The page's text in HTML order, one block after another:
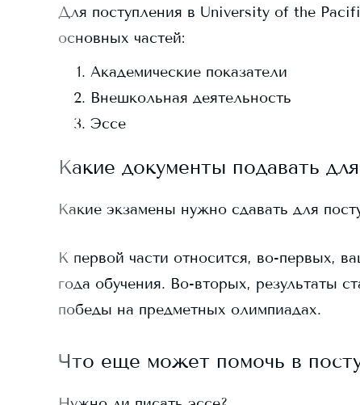
Для поступления в University of the
основных частей:
Академические показатели
Внешкольная деятельность
Эссе
Какие документы подавать
Какие экзамены нужно сдавать для
К первой части относится, во-первых,
года обучения. Во-вторых, результаты
победы на предметных олимпиадах.
Что еще может помочь в